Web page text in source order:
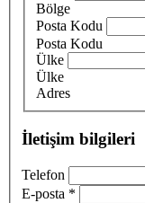
Bölge
Posta Kodu
Posta Kodu
Ülke
Ülke
Adres
İletişim bilgileri
Telefon
E-posta *